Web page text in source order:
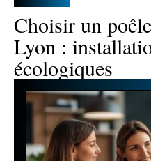
Choisir un
Lyon :
écologiques